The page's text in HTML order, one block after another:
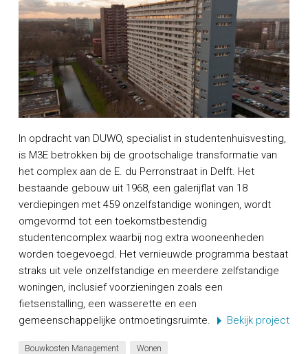
In opdracht van DUWO, specialist in studentenhuisvesting,
is M3E betrokken bij de grootschalige transformatie van
het complex aan de E. du Perronstraat in Delft. Het
bestaande gebouw uit 1968, een galerijflat van 18
verdiepingen met 459 onzelfstandige woningen, wordt
omgevormd tot een toekomstbestendig
studentencomplex waarbij nog extra wooneenheden
worden toegevoegd. Het vernieuwde programma bestaat
straks uit vele onzelfstandige en meerdere zelfstandige
woningen, inclusief voorzieningen zoals een
fietsenstalling, een wasserette en een
gemeenschappelijke ontmoetingsruimte.
Bekijk project
Bouwkosten Management Wonen